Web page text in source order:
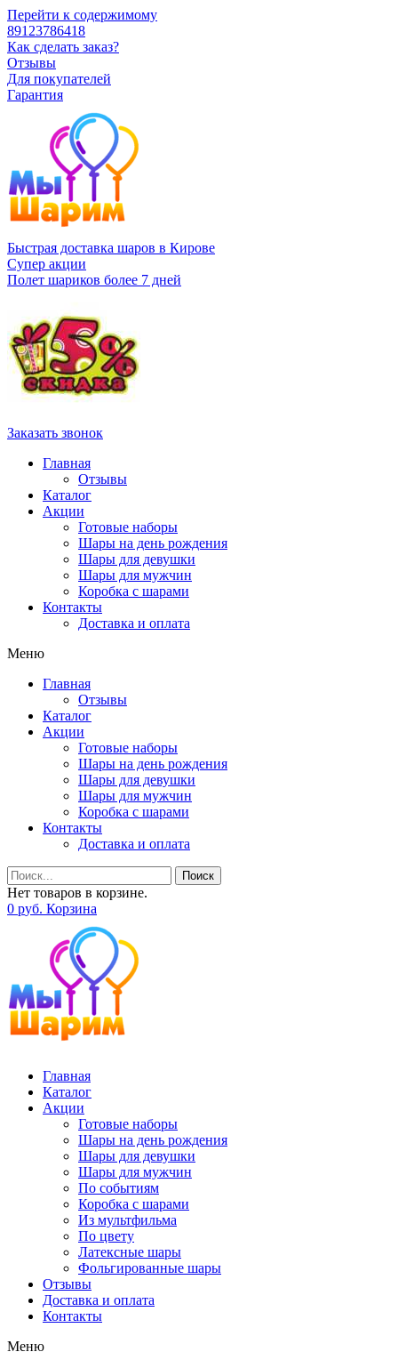
Перейти к содержимому
89123786418
Как сделать заказ?
Отзывы
Для покупателей
Гарантия
Быстрая доставка шаров в Кирове
Супер акции
Полет шариков более 7 дней
Заказать звонок
Главная
Отзывы
Каталог
Акции
Готовые наборы
Шары на день рождения
Шары для девушки
Шары для мужчин
Коробка с шарами
Контакты
Доставка и оплата
Меню
Главная
Отзывы
Каталог
Акции
Готовые наборы
Шары на день рождения
Шары для девушки
Шары для мужчин
Коробка с шарами
Контакты
Доставка и оплата
Поиск
Нет товаров в корзине.
0 руб. Корзина
Главная
Каталог
Акции
Готовые наборы
Шары на день рождения
Шары для девушки
Шары для мужчин
По событиям
Коробка с шарами
Из мультфильма
По цвету
Латексные шары
Фольгированные шары
Отзывы
Доставка и оплата
Контакты
Меню